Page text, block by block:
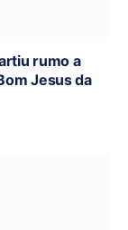
rumo a
Jesus da